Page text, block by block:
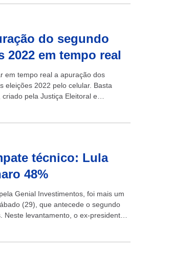
do segundo
2022 em tempo real
em tempo real a apuração dos
eleições 2022 pelo celular. Basta
criado pela Justiça Eleitoral e
técnico: Lula
48%
Genial Investimentos, foi mais um
(29), que antecede o segundo
levantamento, o ex-presidente